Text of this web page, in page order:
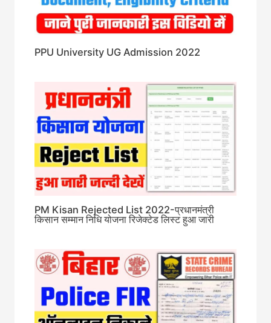
PPU University UG Admission 2022
PM Kisan Rejected List 2022-प्रधानमंत्री
किसान सम्मान निधि योजना रिजेक्टेड लिस्ट हुआ जारी